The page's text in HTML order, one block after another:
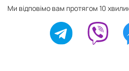
Ми відповімо вам протягом 10